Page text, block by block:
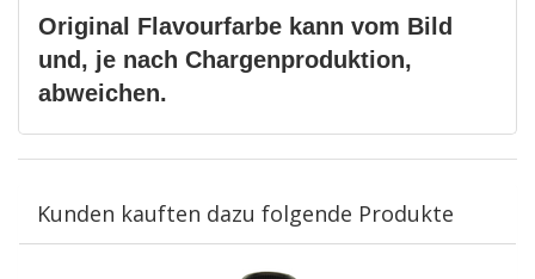
Original Flavourfarbe kann vom Bild
und, je nach Chargenproduktion,
abweichen.
Kunden kauften dazu folgende Produkte